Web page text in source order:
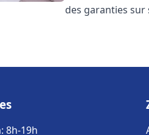
des garanties sur
8h-19h